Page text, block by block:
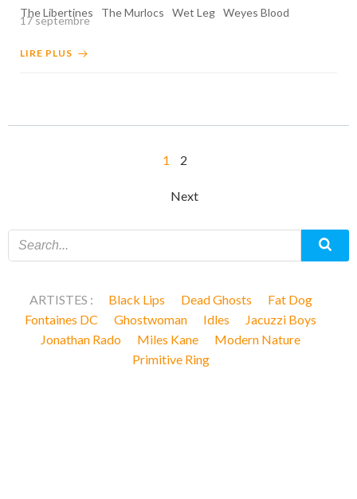
The Libertines
The Murlocs Wet Leg Weyes Blood
17 septembre
LIRE PLUS
Page
1 Page
2
navigation
Next
ARTISTES : Black Lips Dead Ghosts
Fat Dog
Fontaines DC
Ghostwoman Idles
Jacuzzi Boys
Jonathan Rado
Miles Kane
Modern Nature
Primitive Ring